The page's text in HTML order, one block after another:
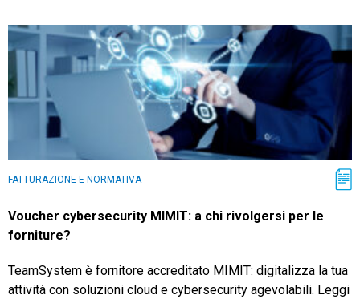
FATTURAZIONE E NORMATIVA
Voucher cybersecurity MIMIT: a chi rivolgersi per le
forniture?
TeamSystem è fornitore accreditato MIMIT: digitalizza la tua
attività con soluzioni cloud e cybersecurity agevolabili. Leggi